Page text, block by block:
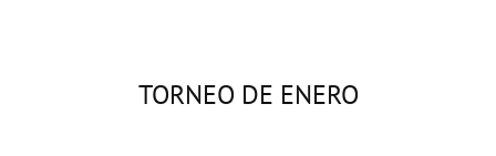
TORNEO DE ENERO